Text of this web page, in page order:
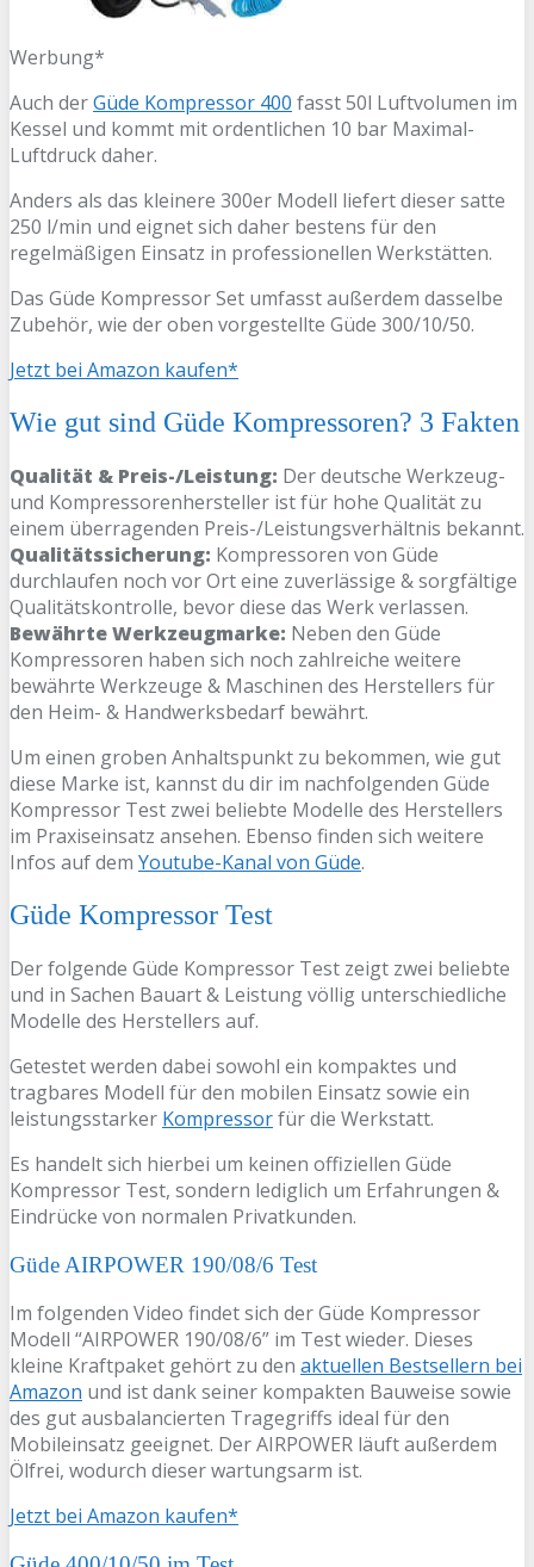
Werbung*
Auch derGüde Kompressor 400 fasst 50l Luftvolumen im
Kessel und kommt mit ordentlichen 10 bar Maximal-
Luftdruck daher.
Anders als das kleinere 300er Modell liefert dieser satte
250 l/min und eignet sich daher bestens für den
regelmäßigen Einsatz in professionellen Werkstätten.
Das Güde Kompressor Set umfasst außerdem dasselbe
Zubehör, wie der oben vorgestellte Güde 300/10/50.
Jetzt bei Amazon kaufen*
Wie gut sind Güde Kompressoren? 3 Fakten
Qualität & Preis-/Leistung: Der deutsche Werkzeug-
und Kompressorenhersteller ist für hohe Qualität zu
einem überragenden Preis-/Leistungsverhältnis bekannt.
Qualitätssicherung: Kompressoren von Güde
durchlaufen noch vor Ort eine zuverlässige & sorgfältige
Qualitätskontrolle, bevor diese das Werk verlassen.
Bewährte Werkzeugmarke: Neben den Güde
Kompressoren haben sich noch zahlreiche weitere
bewährte Werkzeuge & Maschinen des Herstellers für
den Heim- & Handwerksbedarf bewährt.
Um einen groben Anhaltspunkt zu bekommen, wie gut
diese Marke ist, kannst du dir im nachfolgenden Güde
Kompressor Test zwei beliebte Modelle des Herstellers
im Praxiseinsatz ansehen. Ebenso finden sich weitere
Infos auf dem Youtube-Kanal von Güde.
Güde Kompressor Test
Der folgende Güde Kompressor Test zeigt zwei beliebte
und in Sachen Bauart & Leistung völlig unterschiedliche
Modelle des Herstellers auf.
Getestet werden dabei sowohl ein kompaktes und
tragbares Modell für den mobilen Einsatz sowie ein
leistungsstarker Kompressorfür die Werkstatt.
Es handelt sich hierbei um keinen offiziellen Güde
Kompressor Test, sondern lediglich um Erfahrungen &
Eindrücke von normalen Privatkunden.
Güde AIRPOWER 190/08/6 Test
Im folgenden Video findet sich der Güde Kompressor
Modell “AIRPOWER 190/08/6” im Test wieder. Dieses
kleine Kraftpaket gehört zu den aktuellen Bestsellern bei
Amazon und ist dank seiner kompakten Bauweise sowie
des gut ausbalancierten Tragegriffs ideal für den
Mobileinsatz geeignet. Der AIRPOWER läuft außerdem
Ölfrei, wodurch dieser wartungsarm ist.
Jetzt bei Amazon kaufen*